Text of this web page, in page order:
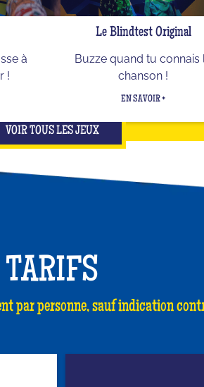
à
!
Le Blindtest Original
Buzze quand tu connais
chanson !
EN SAVOIR +
VOIR TOUS LES JEUX
TARIFS
par personne, sauf indication